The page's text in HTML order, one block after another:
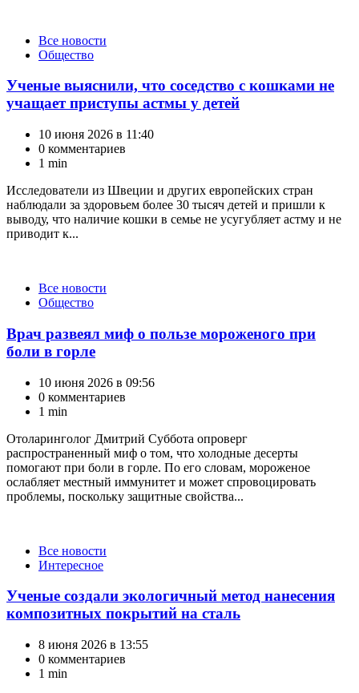
КатегорииВсе новости
Общество
Ученые выяснили, что соседство с кошками не
учащает приступы астмы у детей
10 июня 2026 в 11:40
0 комментариев
1 min
Исследователи из Швеции и других европейских стран
наблюдали за здоровьем более 30 тысяч детей и пришли к
выводу, что наличие кошки в семье не усугубляет астму и не
приводит к...
КатегорииВсе новости
Общество
Врач развеял миф о пользе мороженого при
боли в горле
10 июня 2026 в 09:56
0 комментариев
1 min
Отоларинголог Дмитрий Суббота опроверг
распространенный миф о том, что холодные десерты
помогают при боли в горле. По его словам, мороженое
ослабляет местный иммунитет и может спровоцировать
проблемы, поскольку защитные свойства...
КатегорииВсе новости
Интересное
Ученые создали экологичный метод нанесения
композитных покрытий на сталь
8 июня 2026 в 13:55
0 комментариев
1 min